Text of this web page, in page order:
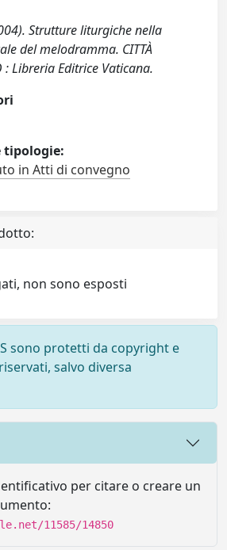
Strutture liturgiche nella
del melodramma. CITTÀ
: Libreria Editrice Vaticana.
tipologie:
in Atti di convegno
non sono esposti
sono protetti da copyright e
salvo diversa
per citare o creare un
11585/14850